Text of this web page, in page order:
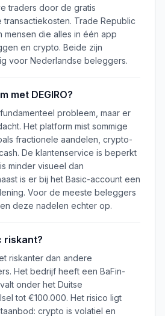
traders door de gratis
Trade Republic
mensen die alles in één app
en crypto. Beide zijn
voor Nederlandse beleggers.
met DEGIRO?
probleem, maar er
Het platform mist sommige
fractionele aandelen, crypto-
De klantenservice is beperkt
minder visueel dan
is er bij het Basic-account een
Voor de meeste beleggers
deze nadelen echter op.
riskant?
riskanter dan andere
Het bedrijf heeft een BaFin-
onder het Duitse
tot €100.000. Het risico ligt
crypto is volatiel en